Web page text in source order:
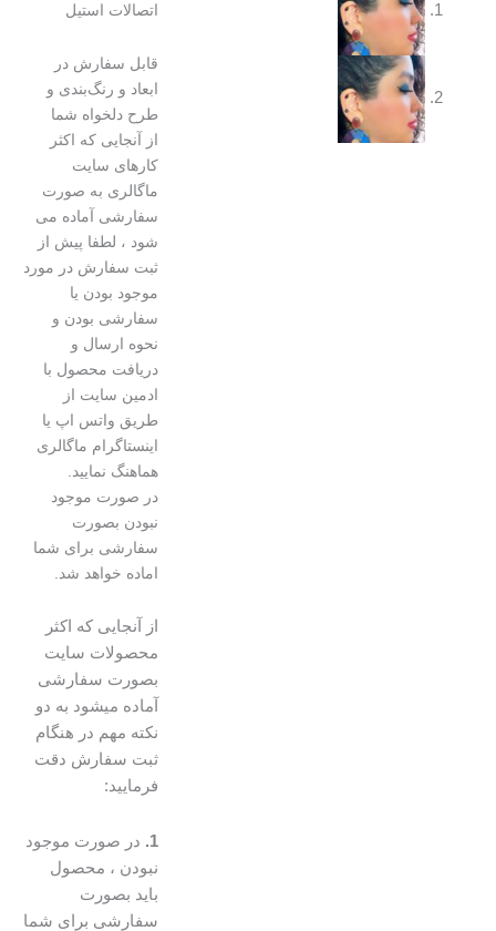
اتصالات استیل
قابل سفارش در
ابعاد و رنگ‌بندی و
طرح دلخواه شما
از آنجایی که اکثر
کارهای سایت
ماگالری به صورت
سفارشی آماده می
شود ، لطفا پیش از
ثبت سفارش در مورد
موجود بودن یا
سفارشی بودن و
نحوه ارسال و
دریافت محصول با
ادمین سایت از
طریق واتس اپ یا
اینستاگرام ماگالری
هماهنگ نمایید.
در صورت موجود
نبودن بصورت
سفارشی برای شما
اماده خواهد شد.
از آنجایی که اکثر
محصولات سایت
بصورت سفارشی
آماده میشود به دو
نکته مهم در هنگام
ثبت سفارش دقت
فرمایید:
در صورت موجود
نبودن ، محصول
باید بصورت
سفارشی برای شما